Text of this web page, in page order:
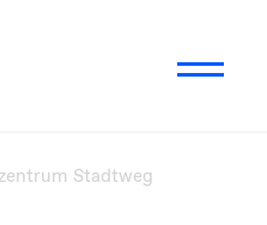
Stadtweg